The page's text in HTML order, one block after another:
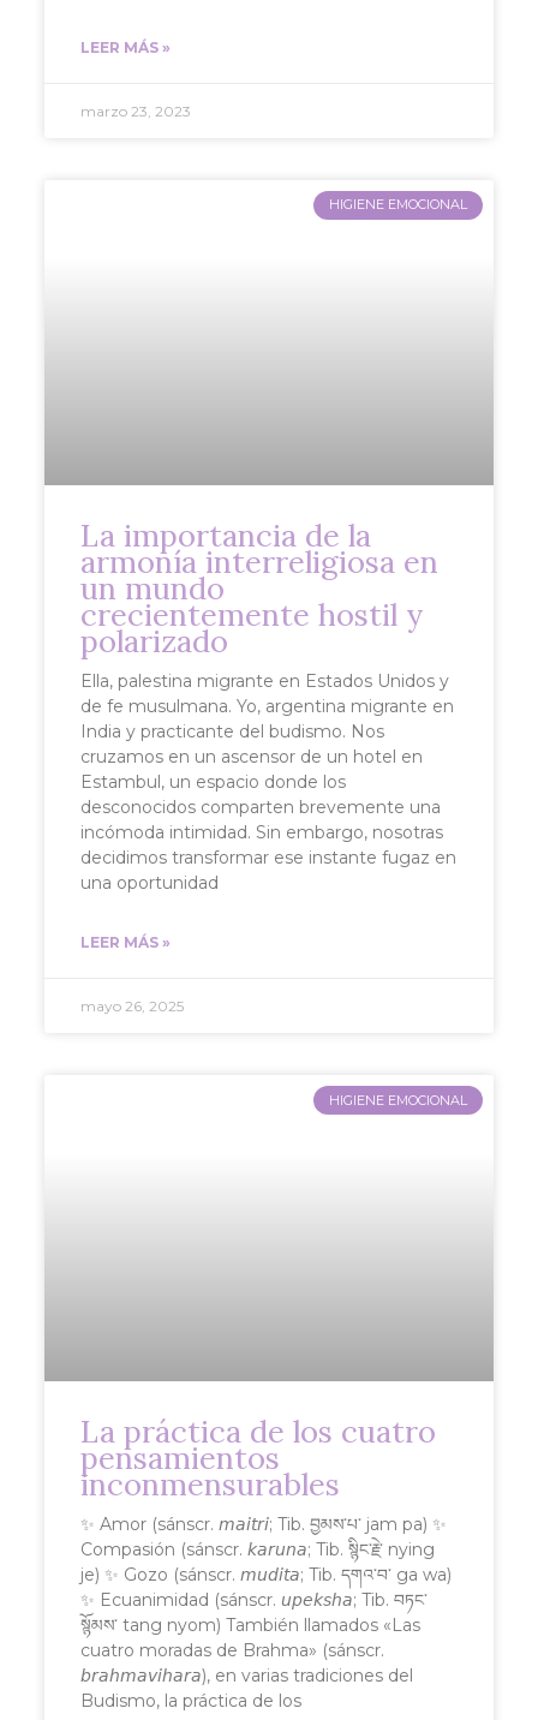
LEER MÁS »
marzo 23, 2023
HIGIENE EMOCIONAL
La importancia de la
armonía interreligiosa en
un mundo
crecientemente hostil y
polarizado
Ella, palestina migrante en Estados Unidos y
de fe musulmana. Yo, argentina migrante en
India y practicante del budismo. Nos
cruzamos en un ascensor de un hotel en
Estambul, un espacio donde los
desconocidos comparten brevemente una
incómoda intimidad. Sin embargo, nosotras
decidimos transformar ese instante fugaz en
una oportunidad
LEER MÁS »
mayo 26, 2025
HIGIENE EMOCIONAL
La práctica de los cuatro
pensamientos
inconmensurables
✨ Amor (sánscr. 𝘮𝘢𝘪𝘵𝘳𝘪; Tib. བྱམས་པ་ jam pa) ✨
Compasión (sánscr. 𝘬𝘢𝘳𝘶𝘯𝘢; Tib. སྙིང་རྗེ་ nying
je) ✨ Gozo (sánscr. 𝘮𝘶𝘥𝘪𝘵𝘢; Tib. དགའ་བ་ ga wa)
✨ Ecuanimidad (sánscr. 𝘶𝘱𝘦𝘬𝘴𝘩𝘢; Tib. བཏང་
སྙོམས་ tang nyom) También llamados «Las
cuatro moradas de Brahma» (sánscr.
𝘣𝘳𝘢𝘩𝘮𝘢𝘷𝘪𝘩𝘢𝘳𝘢), en varias tradiciones del
Budismo, la práctica de los